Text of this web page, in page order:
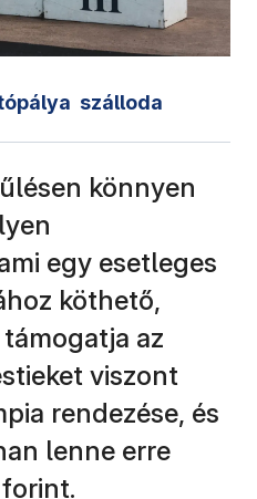
szálloda
könnyen
egy esetleges
köthető,
az
viszont
rendezése, és
lenne erre